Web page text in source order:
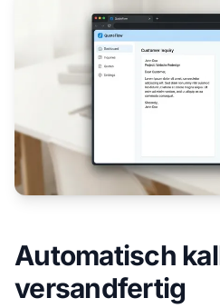
Automatisch
versandfertig